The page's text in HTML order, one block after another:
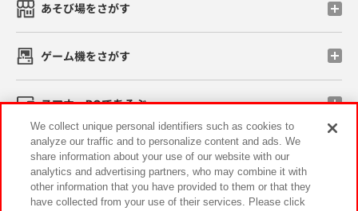
あそび場をさがす
ゲーム機をさがす
スマホ・PCであそぶ
イベント・キャンペーン
We collect unique personal identifiers such as cookies to
analyze our traffic and to personalize content and ads. We
share information about your use of our website with our
analytics and advertising partners, who may combine it with
other information that you have provided to them or that they
have collected from your use of their services. Please click